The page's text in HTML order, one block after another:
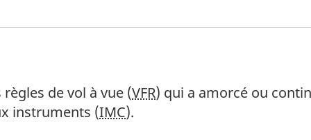
de vol à vue (VFR) qui a amorcé ou
instruments (IMC).
bas de page